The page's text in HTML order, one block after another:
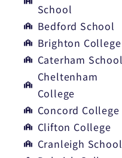
School
Bedford School
Brighton College
Caterham School
Cheltenham
College
Concord College
Clifton College
Cranleigh School